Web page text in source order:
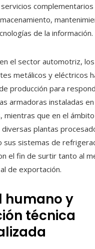
complementarios
de la información.
el sector automotriz,
metálicos y eléctricos
producción para
armadoras instaladas en
mientras que en el ámbito
plantas
sus sistemas de
el fin de surtir tanto al
de exportación.
humano y
técnica